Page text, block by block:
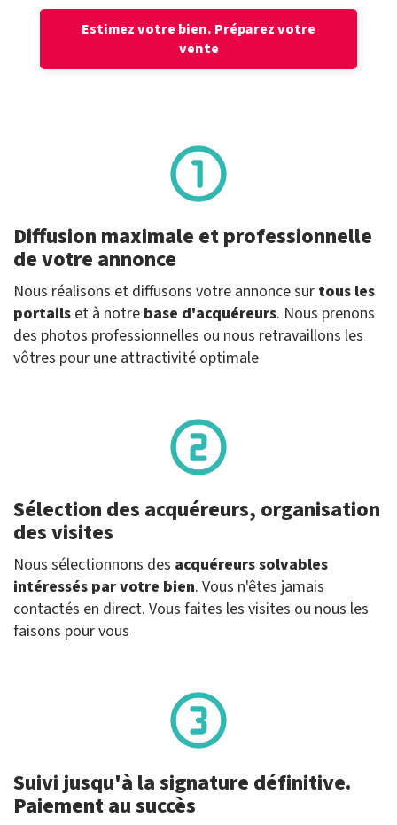
Estimez votre bien. Préparez votre
vente
Diffusion maximale et professionnelle
de votre annonce
Nous réalisons et diffusons votre annonce sur tous les
portails et à notre base d'acquéreurs. Nous prenons
des photos professionnelles ou nous retravaillons les
vôtres pour une attractivité optimale
Sélection des acquéreurs, organisation
des visites
Nous sélectionnons des acquéreurs solvables
intéressés par votre bien. Vous n'êtes jamais
contactés en direct. Vous faites les visites ou nous les
faisons pour vous
Suivi jusqu'à la signature définitive.
Paiement au succès